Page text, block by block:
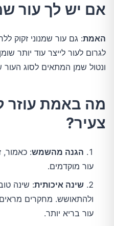
אם יש לך עור
האמת
ונטול שמן המתאים לסוג העור
מה באמת עוזר
צעיר?
הגנה מהשמש: כאמור,
עור מוקדמים.
שינה איכותית: שינה
ולהתאושש. מחקרים
עור בריא יותר.